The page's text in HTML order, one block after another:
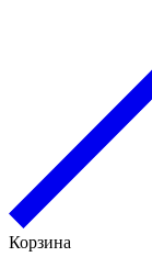
Корзина